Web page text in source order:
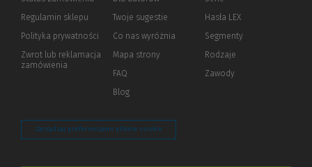
Regulamin sklepu
Polityka prywatności (Nowe
(Link
innej
Zwrot lub reklamacja
zamówienia
innej
Twoje sugestie
Co nas wyróżnia
Mapa strony
FAQ
Blog
Hasła LEX
Segmenty
Rodzaje
Zawody
Zarządzaj preferencjami plików cookie